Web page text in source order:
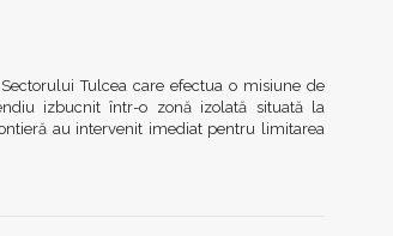
Tulcea care efectua o misiune de
izbucnit într-o zonă izolată situată la
au intervenit imediat pentru limitarea